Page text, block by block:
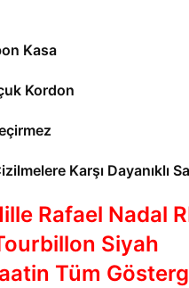
Kasa
Kordon
Karşı Dayanıklı
Rafael Nadal
Siyah
Tüm